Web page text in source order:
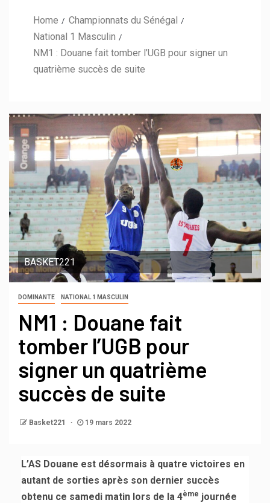
Home
Championnats du Sénégal
National 1 Masculin
NM1 : Douane fait tomber l’UGB pour signer un
quatrième succès de suite
BASKET221
DOMINANTE NATIONAL 1 MASCULIN
NM1 : Douane fait
tomber l’UGB pour
signer un quatrième
succès de suite
Basket221 19 mars 2022
L’AS Douane est désormais à quatre victoires en
autant de sorties après son dernier succès
obtenu ce samedi matin lors de la 4ème journée